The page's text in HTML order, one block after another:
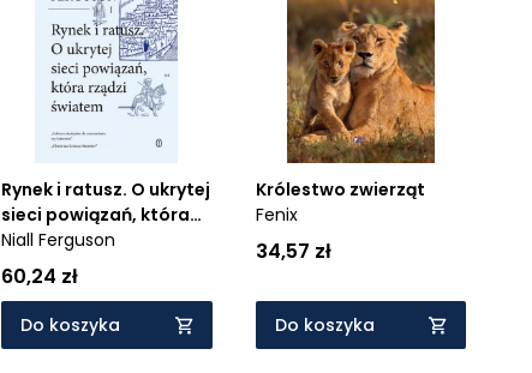
Rynek i ratusz. O ukrytej
sieci powiązań, która
rządzi światem
Niall Ferguson
60,24 zł
Do koszyka
Królestwo zwierząt
Fenix
34,57 zł
Do koszyka